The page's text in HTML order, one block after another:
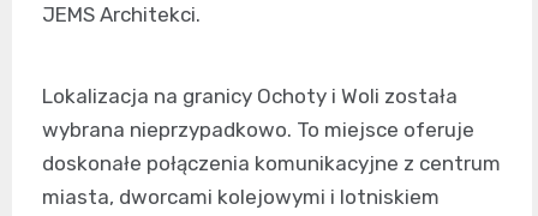
JEMS Architekci.
Lokalizacja na granicy Ochoty i Woli została
wybrana nieprzypadkowo. To miejsce oferuje
doskonałe połączenia komunikacyjne z centrum
miasta, dworcami kolejowymi i lotniskiem